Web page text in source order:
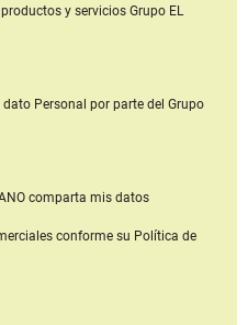
y serviciosGrupo EL
Personal por parte del Grupo
comparta mis datos
conforme su Política de